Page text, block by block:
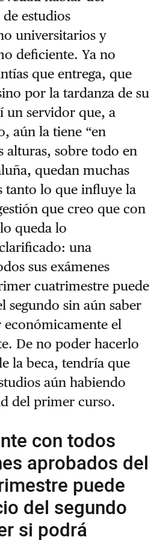
de estudios
universitarios y
deficiente. Ya no
que entrega, que
por la tardanza de su
un servidor que, a
aún la tiene “en
alturas, sobre todo en
quedan muchas
tanto lo que influye la
que creo que con
queda lo
una
sus exámenes
cuatrimestre puede
segundo sin aún saber
el
De no poder hacerlo
la beca, tendría que
aún habiendo
del primer curso.
con todos
aprobados del
puede
del segundo
si podrá